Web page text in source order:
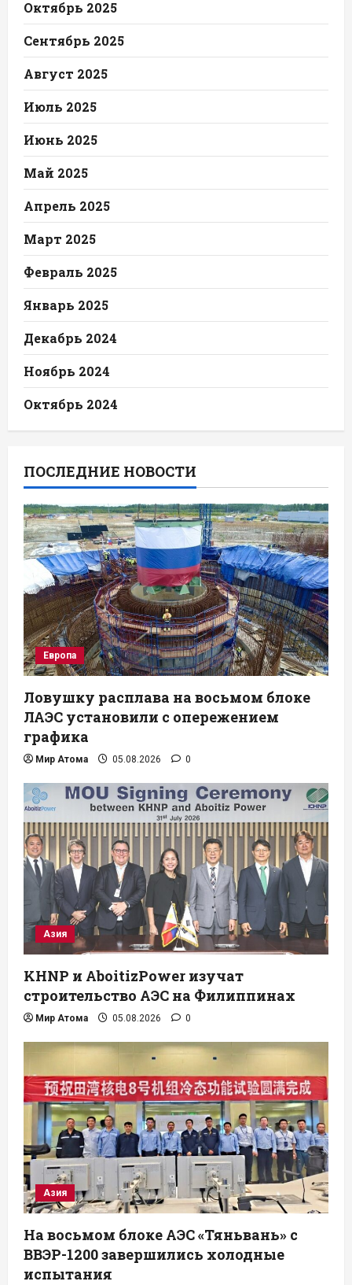
Октябрь 2025
Сентябрь 2025
Август 2025
Июль 2025
Июнь 2025
Май 2025
Апрель 2025
Март 2025
Февраль 2025
Январь 2025
Декабрь 2024
Ноябрь 2024
Октябрь 2024
ПОСЛЕДНИЕ НОВОСТИ
Европа
Ловушку расплава на восьмом блоке
ЛАЭС установили с опережением
графика
Мир Атома 05.08.2026 0
Азия
KHNP и AboitizPower изучат
строительство АЭС на Филиппинах
Мир Атома 05.08.2026 0
Азия
На восьмом блоке АЭС «Тяньвань» с
ВВЭР-1200 завершились холодные
испытания